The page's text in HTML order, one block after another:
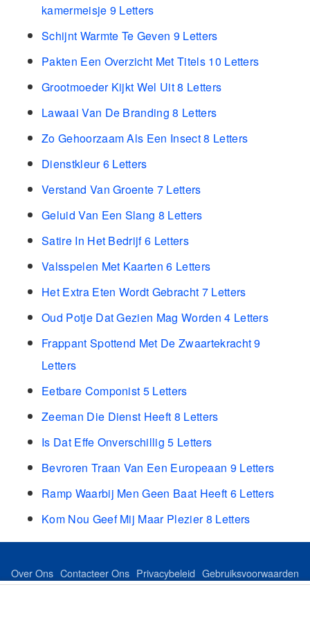
kamermeisje 9 Letters
Schijnt Warmte Te Geven 9 Letters
Pakten Een Overzicht Met Titels 10 Letters
Grootmoeder Kijkt Wel Uit 8 Letters
Lawaai Van De Branding 8 Letters
Zo Gehoorzaam Als Een Insect 8 Letters
Dienstkleur 6 Letters
Verstand Van Groente 7 Letters
Geluid Van Een Slang 8 Letters
Satire In Het Bedrijf 6 Letters
Valsspelen Met Kaarten 6 Letters
Het Extra Eten Wordt Gebracht 7 Letters
Oud Potje Dat Gezien Mag Worden 4 Letters
Frappant Spottend Met De Zwaartekracht 9
Letters
Eetbare Componist 5 Letters
Zeeman Die Dienst Heeft 8 Letters
Is Dat Effe Onverschillig 5 Letters
Bevroren Traan Van Een Europeaan 9 Letters
Ramp Waarbij Men Geen Baat Heeft 6 Letters
Kom Nou Geef Mij Maar Plezier 8 Letters
Over Ons Contacteer Ons Privacybeleid Gebruiksvoorwaarden